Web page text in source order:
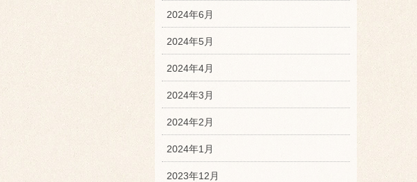
2024年6月
2024年5月
2024年4月
2024年3月
2024年2月
2024年1月
2023年12月